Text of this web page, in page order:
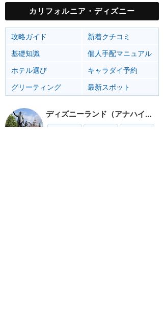
カリフォルニア・ディズニー
攻略ガイド
新着クチコミ
基礎知識
個人手配マニュアル
ホテル選び
キャラダイ予約
グリーティング
最新スポット
ディズニーランド（アナハイム）